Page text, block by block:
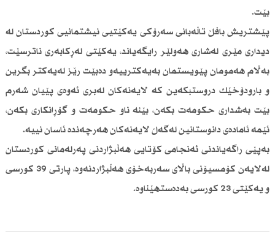
بێت.
پێشتریش بافڵ تاڵەبانی سەرۆكی یەكێتیی نیشتمانیی كوردستان لە
دیداری مێری لەشاری هەولێر رایگەیاند، یەكێتی لەڕكابەری ناترسێت،
بەڵام هەمومان پێویستمان بەیەكترییەو دەبێت رێز لەیەكتر بگرین
و بارودۆخێك دروستبكەین كە لایەنەكان لەبری ئەوەی پێیان شەرم
بێت بەشداری حكومەت بكەن، بێنە ناو حكومەت و گۆڕانكاری بكەن،
ئێمە ئامادەی دانوستانین لەگەڵ لایەنەكان هەرچەندە ئاسان نییە.
بەپێی راگەیاندنی ئەنجامی كۆتایی هەڵبژاردنی پەرلەمانی كوردستان
لەلایەن كۆمسیۆنی باڵای سەربەخۆی هەڵبژاردنەوە، پارتی 39 كورسی
و یەكێتی 23 كورسی بەدەستهێناوە.